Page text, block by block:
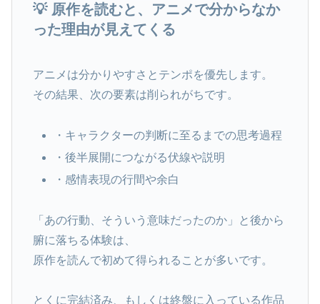
💡 原作を読むと、アニメで分からなか
った理由が見えてくる
アニメは分かりやすさとテンポを優先します。
その結果、次の要素は削られがちです。
・キャラクターの判断に至るまでの思考過程
・後半展開につながる伏線や説明
・感情表現の行間や余白
「あの行動、そういう意味だったのか」と後から
腑に落ちる体験は、
原作を読んで初めて得られることが多いです。
とくに完結済み、もしくは終盤に入っている作品